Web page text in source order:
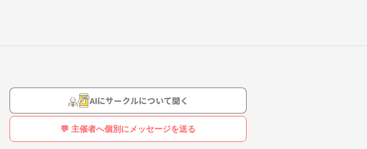
も何人も参加されています🧩
AIにサークルについて聞く
💬 主催者へ個別にメッセージを送る